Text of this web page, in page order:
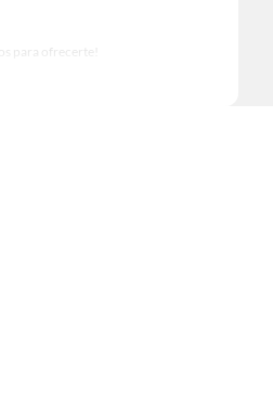
para ofrecerte!
decoración. ¡Visítanos y haz tus